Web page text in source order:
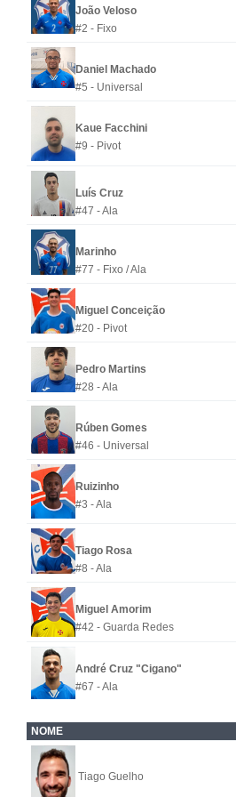
João Veloso
#2 - Fixo
Daniel Machado
#5 - Universal
Kaue Facchini
#9 - Pivot
Luís Cruz
#47 - Ala
Marinho
#77 - Fixo / Ala
Miguel Conceição
#20 - Pivot
Pedro Martins
#28 - Ala
Rúben Gomes
#46 - Universal
Ruizinho
#3 - Ala
Tiago Rosa
#8 - Ala
Miguel Amorim
#42 - Guarda Redes
André Cruz "Cigano"
#67 - Ala
NOME
Tiago Guelho